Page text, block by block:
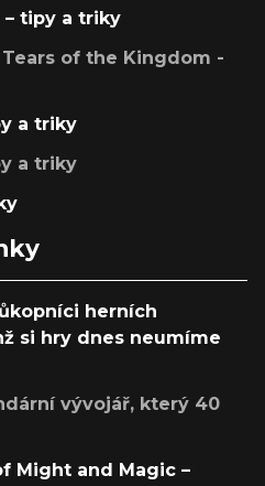
– tipy a triky
of the Kingdom -
a triky
a triky
herních
si hry dnes neumíme
vývojář, který 40
Might and Magic –